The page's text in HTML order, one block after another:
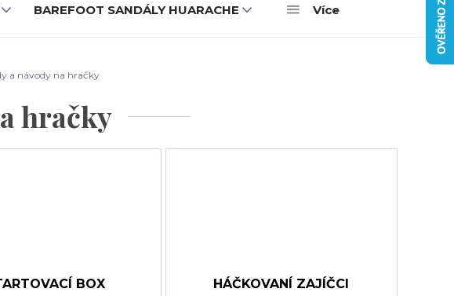
BAREFOOT SANDÁLY HUARACHE Více
a návody na hračky
hračky
BOX
HÁČKOVANÍ ZAJÍČCI